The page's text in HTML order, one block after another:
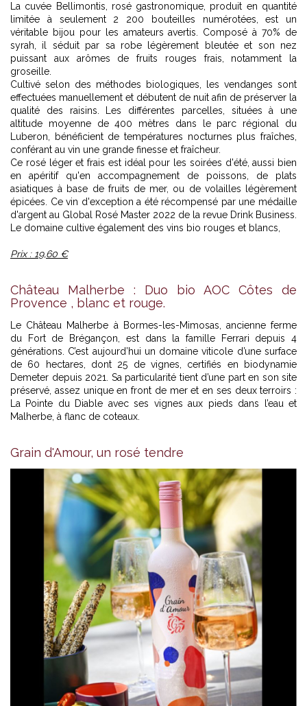
La cuvée Bellimontis, rosé gastronomique, produit en quantité
limitée à seulement 2 200 bouteilles numérotées, est un
véritable bijou pour les amateurs avertis. Composé à 70% de
syrah, il séduit par sa robe légèrement bleutée et son nez
puissant aux arômes de fruits rouges frais, notamment la
groseille.
Cultivé selon des méthodes biologiques, les vendanges sont
effectuées manuellement et débutent de nuit afin de préserver la
qualité des raisins. Les différentes parcelles, situées à une
altitude moyenne de 400 mètres dans le parc régional du
Luberon, bénéficient de températures nocturnes plus fraîches,
conférant au vin une grande finesse et fraîcheur.
Ce rosé léger et frais est idéal pour les soirées d'été, aussi bien
en apéritif qu'en accompagnement de poissons, de plats
asiatiques à base de fruits de mer, ou de volailles légèrement
épicées. Ce vin d'exception a été récompensé par une médaille
d'argent au Global Rosé Master 2022 de la revue Drink Business.
Le domaine cultive également des vins bio rouges et blancs,
Prix : 19,60 €
Château Malherbe : Duo bio AOC Côtes de
Provence , blanc et rouge.
Le Château Malherbe à Bormes-les-Mimosas, ancienne ferme
du Fort de Brégançon, est dans la famille Ferrari depuis 4
générations. C’est aujourd’hui un domaine viticole d’une surface
de 60 hectares, dont 25 de vignes, certifiés en biodynamie
Demeter depuis 2021. Sa particularité tient d’une part en son site
préservé, assez unique en front de mer et en ses deux terroirs :
La Pointe du Diable avec ses vignes aux pieds dans l’eau et
Malherbe, à flanc de coteaux.
Grain d'Amour, un rosé tendre